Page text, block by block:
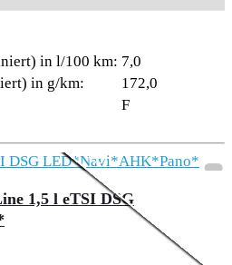
in l/100 km: 7,0
in g/km:
172,0
F
Aktionsmodell
1,5 l eTSI DSG